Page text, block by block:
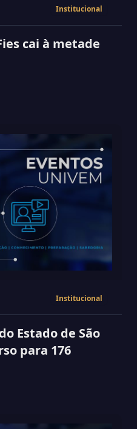
Institucional
cai à metade
Institucional
Estado de São
para 176